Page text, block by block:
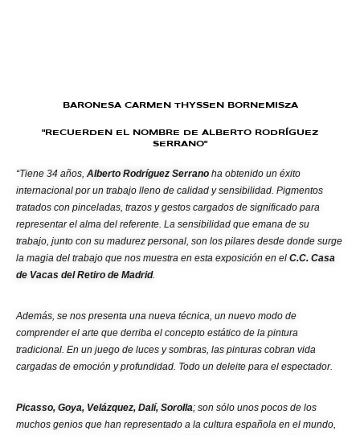
BARONESA CARMEN THYSSEN BORNEMISZA
"RECUERDEN EL NOMBRE DE ALBERTO RODRÍGUEZ
SERRANO"
“Tiene 34 años, Alberto Rodríguez Serrano ha obtenido un éxito
internacional por un trabajo lleno de calidad y sensibilidad. Pigmentos
tratados con pinceladas, trazos y gestos cargados de significado para
representar el alma del referente. La sensibilidad que emana de su
trabajo, junto con su madurez personal, son los pilares desde donde surge
la magia del trabajo que nos muestra en esta exposición en el C.C. Casa
de Vacas del Retiro de Madrid.
Además, se nos presenta una nueva técnica, un nuevo modo de
comprender el arte que derriba el concepto estático de la pintura
tradicional. En un juego de luces y sombras, las pinturas cobran vida
cargadas de emoción y profundidad. Todo un deleite para el espectador.
Picasso, Goya, Velázquez, Dalí, Sorolla; son sólo unos pocos de los
muchos genios que han representado a la cultura española en el mundo,